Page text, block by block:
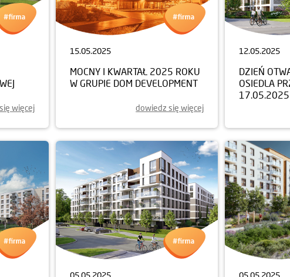
więcej
15.05.2025
MOCNY I KWARTAŁ 2025 ROKU
W GRUPIE DOM DEVELOPMENT
dowiedz się więcej
12.05.2025
DZIEŃ
OSIEDLA
17.05.2025
05.05.2025 05.05.2025